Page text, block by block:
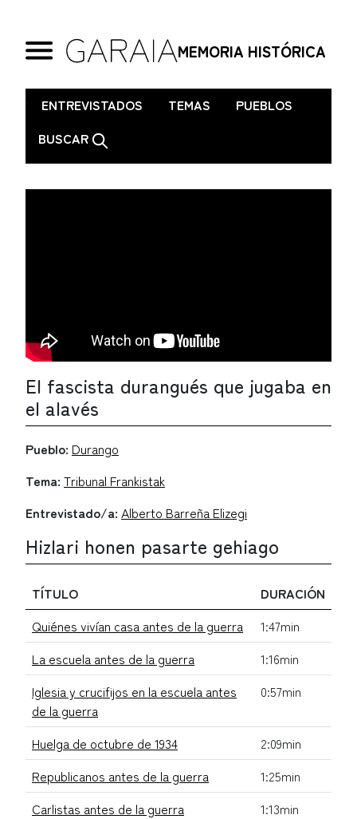
MEMORIA HISTÓRICA
. ENTREVISTADOS TEMAS
PUEBLOS
BUSCAR
El fascista durangués que jugaba en
el alavés
Pueblo: Durango
Tema: Tribunal Frankistak
Entrevistado/a: Alberto Barreña Elizegi
Hizlari honen pasarte gehiago
TÍTULO
DURACIÓN
Quiénes vivían casa antes de la guerra
1:47min
La escuela antes de la guerra
1:16min
Iglesia y crucifijos en la escuela antes
de la guerra
0:57min
Huelga de octubre de 1934
2:09min
Republicanos antes de la guerra
1:25min
Carlistas antes de la guerra
1:13min